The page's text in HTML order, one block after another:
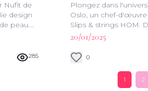
Nufit de
design
peau.
285
Raffinement
Plongez dans
Oslo, un chef-
Slips & strings HOM.
comment ce string
et sensualité pour
20/01/2025
0
1 2